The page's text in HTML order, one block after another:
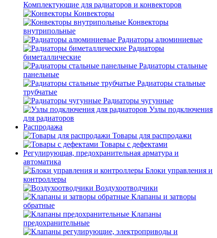
Комплектующие для радиаторов и конвекторов
Конвекторы
Конвекторы
внутрипольные
Радиаторы алюминиевые
Радиаторы
биметаллические
Радиаторы стальные
панельные
Радиаторы стальные
трубчатые
Радиаторы чугунные
Узлы подключения
для радиаторов
Распродажа
Товары для распродажи
Товары с дефектами
Регулирующая, предохранительная арматура и
автоматика
Блоки управления и
контроллеры
Воздухоотводчики
Клапаны и затворы
обратные
Клапаны
предохранительные